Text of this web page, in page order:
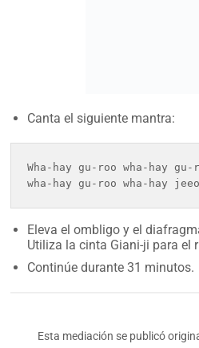
Eleva el ombligo y el
Utiliza la cinta Giani-ji para el
Continúe durante 31 minutos.
Esta mediación se publicó
mente: sus proyecciones y